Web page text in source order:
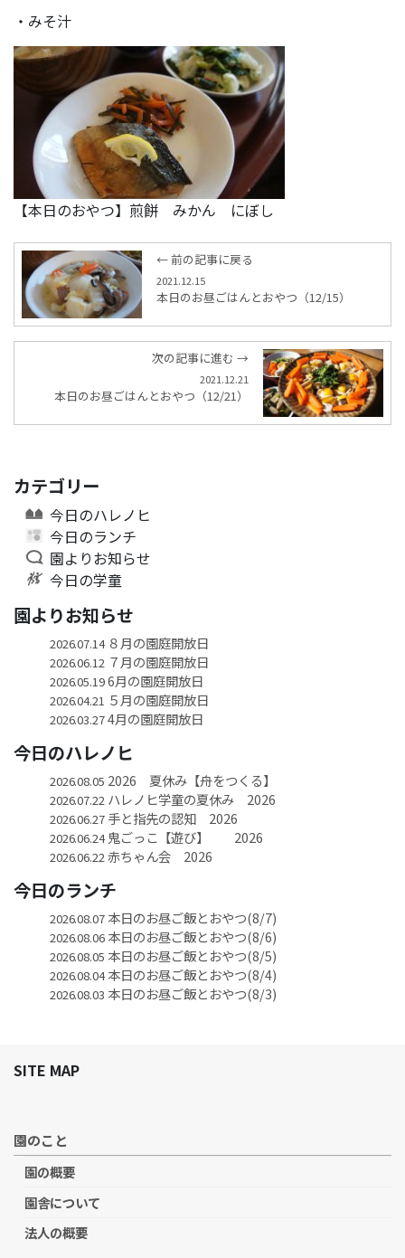
・みそ汁
【本日のおやつ】煎餅 みかん にぼし
← 前の記事に戻る
2021.12.15
本日のお昼ごはんとおやつ（12/15）
次の記事に進む →
2021.12.21
本日のお昼ごはんとおやつ（12/21）
カテゴリー
今日のハレノヒ
今日のランチ
園よりお知らせ
今日の学童
園よりお知らせ
2026.07.14８月の園庭開放日
2026.06.12７月の園庭開放日
2026.05.196月の園庭開放日
2026.04.21 ５月の園庭開放日
2026.03.274月の園庭開放日
今日のハレノヒ
2026.08.05 2026 夏休み【舟をつくる】
2026.07.22ハレノヒ学童の夏休み 2026
2026.06.27手と指先の認知 2026
2026.06.24鬼ごっこ【遊び】 2026
2026.06.22赤ちゃん会 2026
今日のランチ
2026.08.07本日のお昼ご飯とおやつ(8/7)
2026.08.06本日のお昼ご飯とおやつ(8/6)
2026.08.05 本日のお昼ご飯とおやつ(8/5)
2026.08.04本日のお昼ご飯とおやつ(8/4)
2026.08.03 本日のお昼ご飯とおやつ(8/3)
SITE MAP
園のこと
園の概要
園舎について
法人の概要